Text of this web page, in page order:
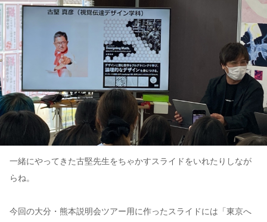
一緒にやってきた古堅先生をちゃかすスライドをいれたりしなが
らね。
今回の大分・熊本説明会ツアー用に作ったスライドには「東京へ